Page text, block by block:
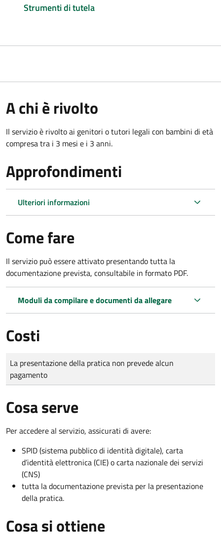
Strumenti di tutela
A chi è rivolto
Il servizio è rivolto ai genitori o tutori legali con bambini di età
compresa tra i 3 mesi e i 3 anni.
Approfondimenti
Ulteriori informazioni
Come fare
Il servizio può essere attivato presentando tutta la
documentazione prevista, consultabile in formato PDF.
Moduli da compilare e documenti da allegare
Costi
Tipo di pagamento
Importo
La presentazione della pratica non prevede alcun
pagamento
Cosa serve
Per accedere al servizio, assicurati di avere:
SPID (sistema pubblico di identità digitale), carta
d’identità elettronica (CIE) o carta nazionale dei servizi
(CNS)
tutta la documentazione prevista per la presentazione
della pratica.
Cosa si ottiene